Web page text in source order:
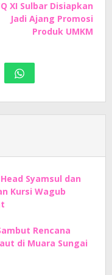
XI Sulbar Disiapkan
Jadi Ajang Promosi
Produk UMKM
Syamsul dan
Kursi Wagub
Rencana
di Muara Sungai